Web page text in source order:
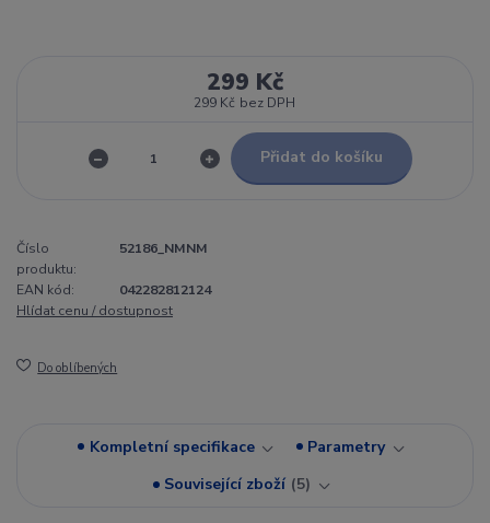
299 Kč
299 Kč bez DPH
Přidat do košíku
Číslo
produktu:
52186_NMNM
EAN kód:
042282812124
Hlídat cenu / dostupnost
Do oblíbených
Kompletní specifikace
Parametry
Související zboží 5